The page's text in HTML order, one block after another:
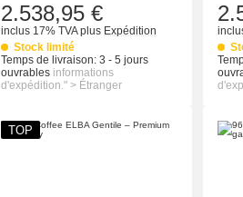
2.538,95 €
inclus 17% TVAplus Expédition
Stock limité
Temps de livraison: 3 - 5 jours
ouvrables informations
d'expédition." > Étranger
TOP